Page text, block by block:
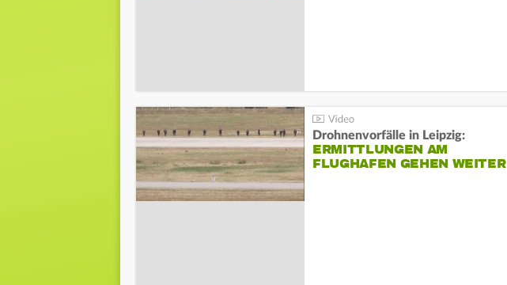
Drohnenvorfälle in Leipzig:
ERMITTLUNGEN AM
FLUGHAFEN GEHEN WEITER